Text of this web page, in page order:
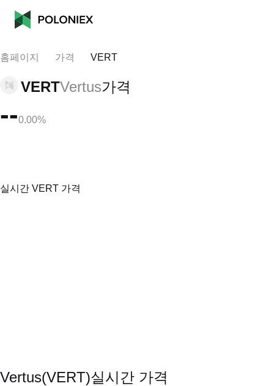
홈페이지 가격 VERT
VERTVertus가격
--0.00%
실시간 VERT 가격
Vertus(VERT)실시간 가격